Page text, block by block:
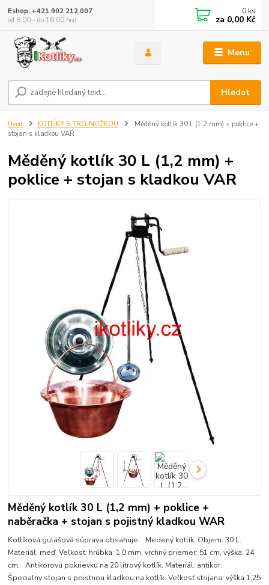
Menu
Hledat
Eshop: +421 902 212 007
od 8:00 - do 16:00 hod
0 ks
za 0,00 Kč
Úvod KOTLÍKY S TROJNOŽKOU
Měděný kotlík 30 L (1,2 mm) + poklice +
stojan s kladkou VAR
Měděný kotlík 30 L (1,2 mm) +
poklice + stojan s kladkou VAR
Měděný kotlík 30 L (1,2 mm) + poklice +
naběračka + stojan s pojistný kladkou WAR
Kotlíková gulášová súprava obsahuje: Medený kotlík. Objem: 30 L.
Materiál: meď. Veľkosť: hrúbka: 1,0 mm, vrchný priemer: 51 cm, výška: 24
cm. Antikorovú pokrievku na 20 litrový kotlík. Materiál: antikor.
Špecialny stojan s poistnou kladkou na kotlík. Veľkosť stojana: výška 1,25